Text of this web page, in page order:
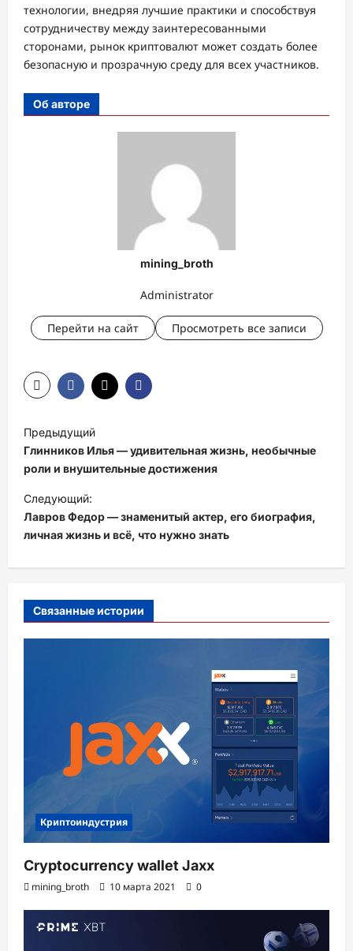
технологии, внедряя лучшие практики и способствуя
сотрудничеству между заинтересованными
сторонами, рынок криптовалют может создать более
безопасную и прозрачную среду для всех участников.
Об авторе
mining_broth
Administrator
Перейти на сайт Просмотреть все записи
Н
а
в
и
г
а
ц
я
з
Предыдущий
Глинников Илья — удивительная жизнь, необычные
роли и внушительные достижения
Следующий:
Лавров Федор — знаменитый актер, его биография,
личная жизнь и всё, что нужно знать
Связанные истории
Криптоиндустрия
Cryptocurrency wallet Jaxx
mining_broth 10 марта 2021 0